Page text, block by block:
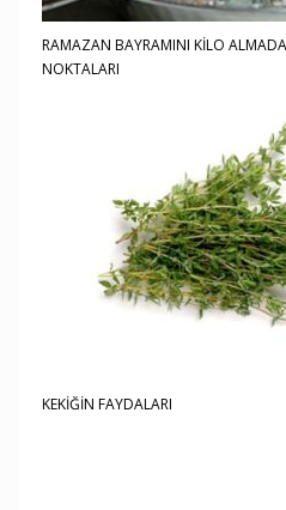
RAMAZAN BAYRAMINI KİLO
NOKTALARI
KEKİĞİN FAYDALARI